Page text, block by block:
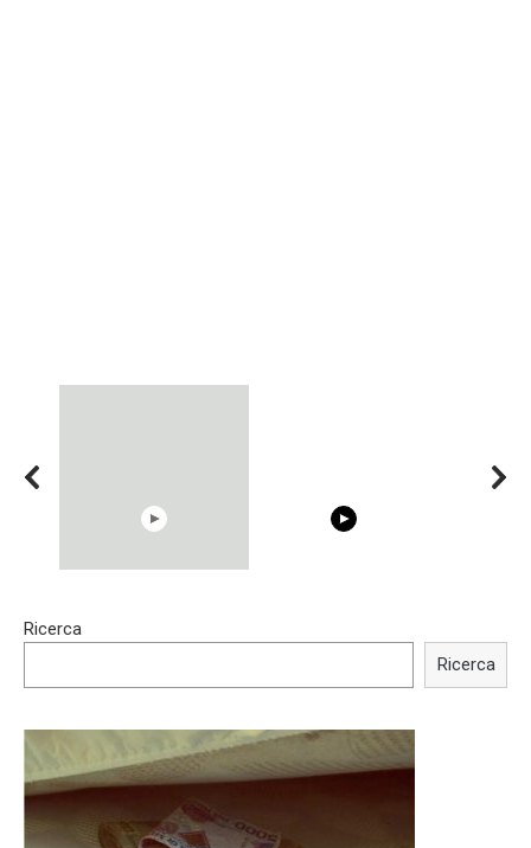
Trying BOLLYWOOD
Shocking illusion - Pretty
Ricerca
Ricerca